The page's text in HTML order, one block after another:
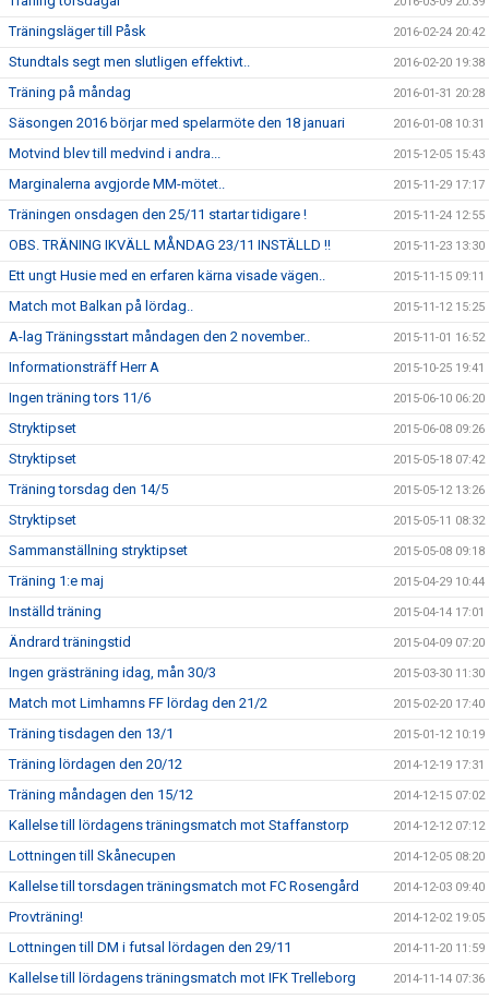
Träningsläger till Påsk 2016-02-24 20:42
Stundtals segt men slutligen effektivt.. 2016-02-20 19:38
Träning på måndag 2016-01-31 20:28
Säsongen 2016 börjar med spelarmöte den 18 januari 2016-01-08 10:31
Motvind blev till medvind i andra... 2015-12-05 15:43
Marginalerna avgjorde MM-mötet.. 2015-11-29 17:17
Träningen onsdagen den 25/11 startar tidigare ! 2015-11-24 12:55
OBS. TRÄNING IKVÄLL MÅNDAG 23/11 INSTÄLLD !! 2015-11-23 13:30
Ett ungt Husie med en erfaren kärna visade vägen.. 2015-11-15 09:11
Match mot Balkan på lördag.. 2015-11-12 15:25
A-lag Träningsstart måndagen den 2 november.. 2015-11-01 16:52
Informationsträff Herr A 2015-10-25 19:41
Ingen träning tors 11/6 2015-06-10 06:20
Stryktipset 2015-06-08 09:26
Stryktipset 2015-05-18 07:42
Träning torsdag den 14/5 2015-05-12 13:26
Stryktipset 2015-05-11 08:32
Sammanställning stryktipset 2015-05-08 09:18
Träning 1:e maj 2015-04-29 10:44
Inställd träning 2015-04-14 17:01
Ändrard träningstid 2015-04-09 07:20
Ingen grästräning idag, mån 30/3 2015-03-30 11:30
Match mot Limhamns FF lördag den 21/2 2015-02-20 17:40
Träning tisdagen den 13/1 2015-01-12 10:19
Träning lördagen den 20/12 2014-12-19 17:31
Träning måndagen den 15/12 2014-12-15 07:02
Kallelse till lördagens träningsmatch mot Staffanstorp 2014-12-12 07:12
Lottningen till Skånecupen 2014-12-05 08:20
Kallelse till torsdagen träningsmatch mot FC Rosengård 2014-12-03 09:40
Provträning! 2014-12-02 19:05
Lottningen till DM i futsal lördagen den 29/11 2014-11-20 11:59
Kallelse till lördagens träningsmatch mot IFK Trelleborg 2014-11-14 07:36